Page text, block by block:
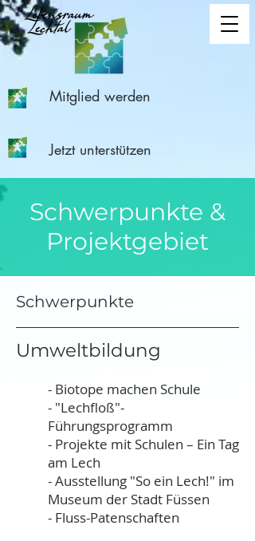
Mitglied werden
Jetzt unterstützen
Schwerpunkte &
Projektgebiet
Schwerpunkte
Umweltbildung
- Biotope machen Schule
- "Lechfloß"-
Führungsprogramm
- Projekte mit Schulen – Ein Tag
am Lech
- Ausstellung "So ein Lech!" im
Museum der Stadt Füssen
- Fluss-Patenschaften